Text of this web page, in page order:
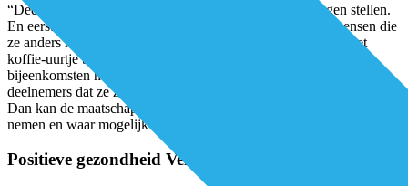
“Deelnemers kunnen op een laagdrempelige manier vragen stellen.
En eerstelijnszorgverleners kunnen informatie delen met mensen die
ze anders niet makkelijk bereiken. Zo hebben de huisartsen het
koffie-uurtje benut voor voorlichting over de griepprik. De
bijeenkomsten hebben ook een signalerende functie. Vertellen
deelnemers dat ze zich zorgen maken over een mevrouw in hun flat?
Dan kan de maatschappelijk werker langsgaan om poolshoogte te
nemen en waar mogelijk te helpen.”
Positieve gezondheid Venserpolder